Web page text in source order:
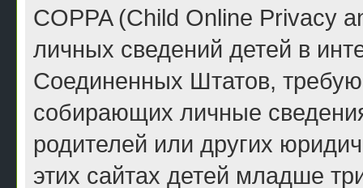
COPPA (Child Online Privacy
личных сведений детей в
Соединенных Штатов,
собирающих личные
родителей или других
этих сайтах детей младше